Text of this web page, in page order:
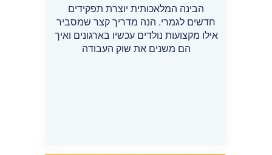
הבינה המלאכותית יוצרת תפקידים
חדשים לגמרי. הנה מדריך קצר שמסביר
אילו מקצועות נולדים עכשיו בארגונים ואיך
הם משנים את שוק העבודה